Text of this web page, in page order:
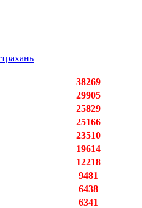
38269
29905
25829
25166
23510
19614
12218
9481
6438
6341